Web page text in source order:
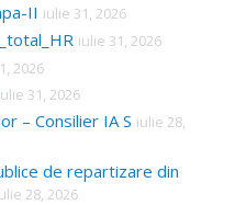
II iulie 31, 2026
iulie 31, 2026
2026
31, 2026
– Consilier IA S iulie 28,
de repartizare din
28, 2026